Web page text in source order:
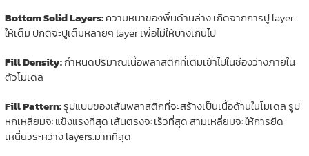
Bottom Solid Layers:ความหนาของพื้นด้านล่าง เกิดจากการปู layer
ให้เต็ม ปกติจะปูเต็มหลายๆ layer เพื่อไม่ให้บางเกินไป
Fill Density:กำหนดปริมาณเนื้อพลาสติกที่เติมเข้าไปในช่องว่างภายใน
ตัวโมเดล
Fill Pattern:รูปแบบของเส้นพลาสติกที่จะสร้างเป็นเนื้อด้านในโมเดล รูป
หกเหลี่ยมจะแข็งแรงที่สุด เส้นตรงจะเร็วที่สุด สามเหลี่ยมจะให้การยึด
เหนี่ยวระหว่าง layers.มากที่สุด